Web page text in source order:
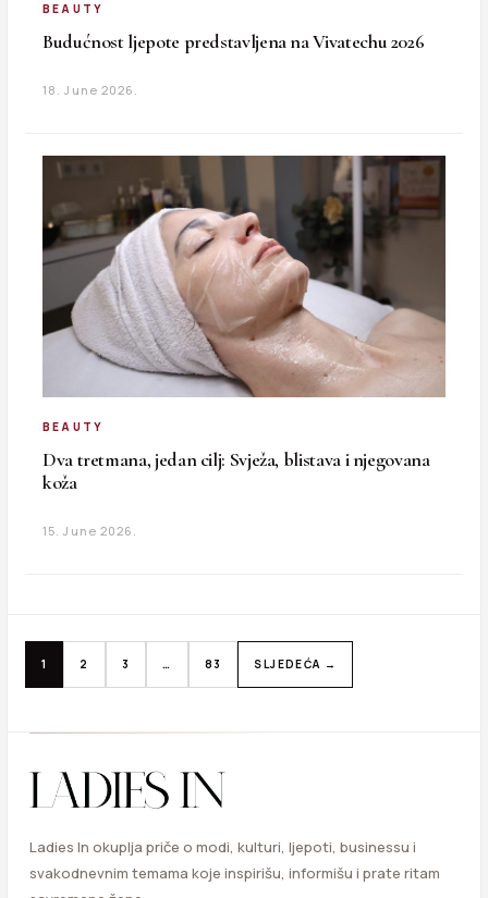
BEAUTY
Budućnost ljepote predstavljena na Vivatechu 2026
18. June 2026.
BEAUTY
Dva tretmana, jedan cilj: Svježa, blistava i njegovana
koža
15. June 2026.
1 2 3 … 83 SLJEDEĆA →
Ladies In okuplja priče o modi, kulturi, ljepoti, businessu i
svakodnevnim temama koje inspirišu, informišu i prate ritam